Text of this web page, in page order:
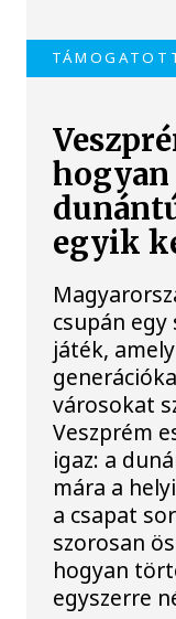
egyik
csupán egy
játék,
városokat
Veszprém
igaz: a
mára a
a csapat
szorosan
hogyan
egyszerre